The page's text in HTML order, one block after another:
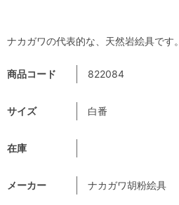
商品コード 822084
サイズ 白番
在庫
メーカー ナカガワ胡粉絵具
ナカガワの代表的な、天然岩絵具です。